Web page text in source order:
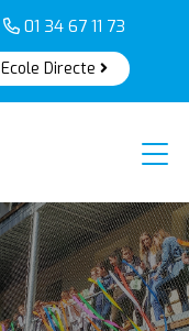
01 34 67 11 73
Ecole Directe